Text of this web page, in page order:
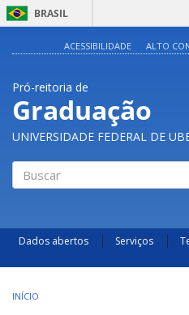
BRASIL
ACESSIBILIDADE ALTO
Pró-reitoria de
Graduação
UNIVERSIDADE FEDERAL DE
Dados abertos Serviços
INÍCIO